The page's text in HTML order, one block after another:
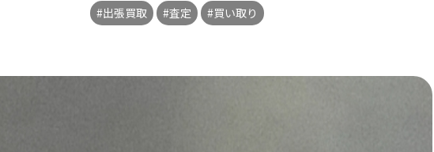
#出張買取 #査定 #買い取り